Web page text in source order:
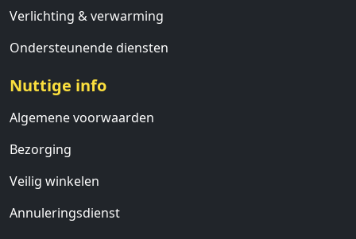
Verlichting & verwarming
Ondersteunende diensten
Nuttige info
Algemene voorwaarden
Bezorging
Veilig winkelen
Annuleringsdienst